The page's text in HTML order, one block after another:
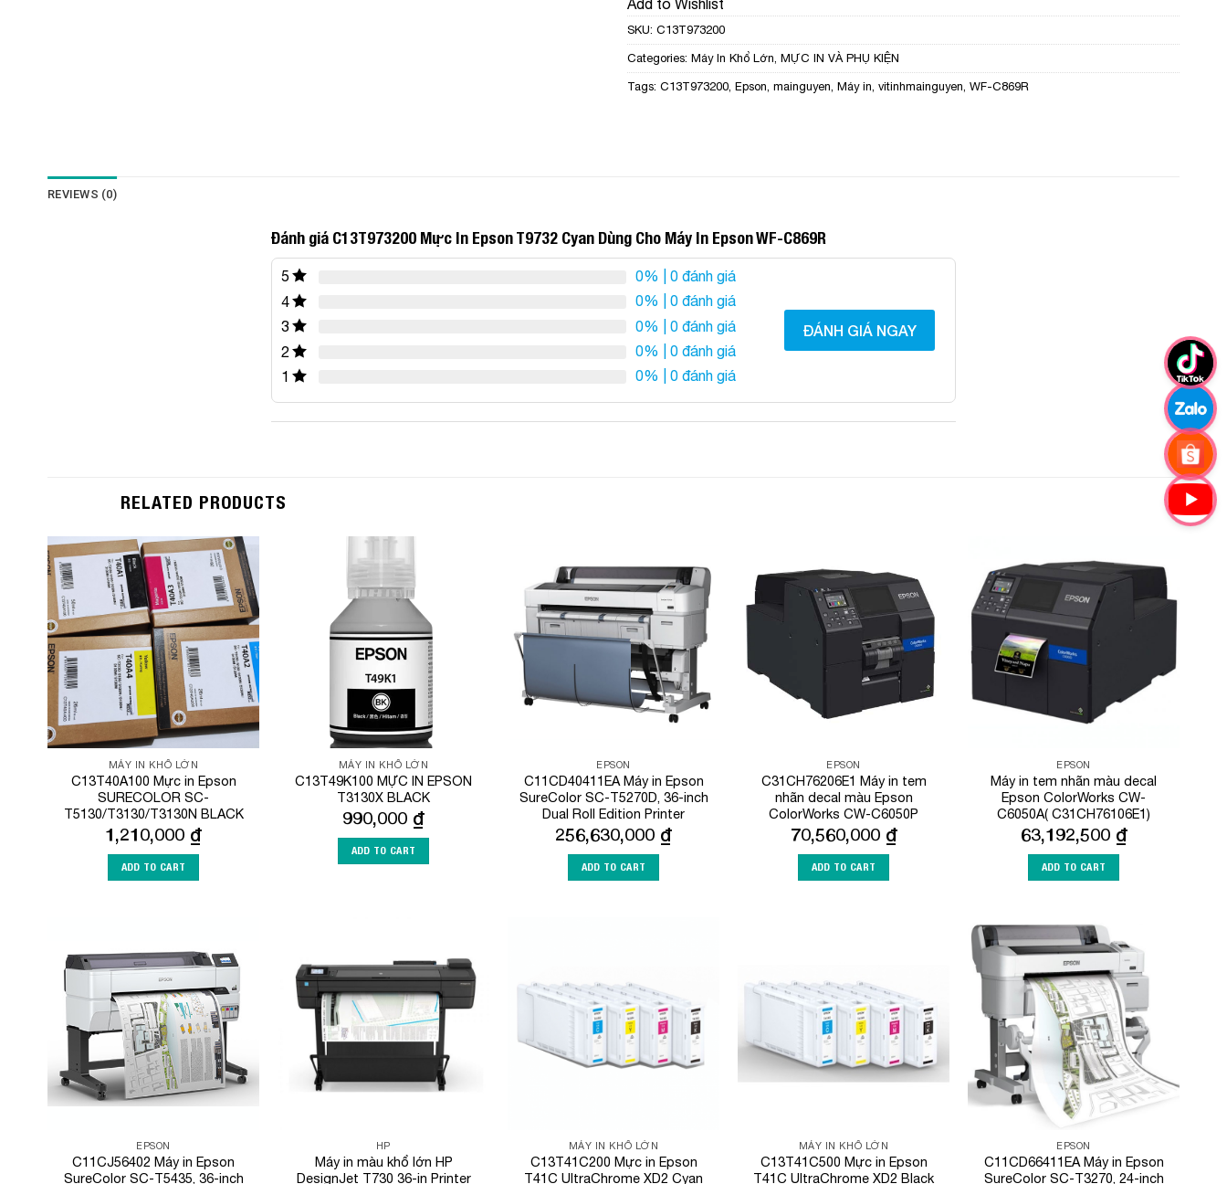
Add to Wishlist
SKU: C13T973200
Categories: Máy In Khổ Lớn, MỰC IN VÀ PHỤ KIỆN
Tags: C13T973200, Epson, mainguyen, Máy in, vitinhmainguyen, WF-C869R
REVIEWS (0)
Đánh giá C13T973200 Mực In Epson T9732 Cyan Dùng Cho Máy In Epson WF-C869R
5 0% | 0 đánh giá
4
0% | 0 đánh giá
3
0% | 0 đánh giá
2
0% | 0 đánh giá
1
0% | 0 đánh giá
ĐÁNH GIÁ NGAY
RELATED PRODUCTS
Add to
Wishlist
MÁY IN KHỔ LỚN
C13T40A100 Mực in Epson
SURECOLOR SC-
T5130/T3130/T3130N BLACK
1,210,000 ₫
ADD TO CART
MÁY IN KHỔ LỚN
C13T49K100 MỰC IN EPSON
T3130X BLACK
990,000 ₫
ADD TO CART
Add to
Wishlist
EPSON
C11CD40411EA Máy in Epson
SureColor SC-T5270D, 36-inch
Dual Roll Edition Printer
256,630,000 ₫
ADD TO CART
Add to
Wishlist
EPSON
C31CH76206E1 Máy in tem
nhãn decal màu Epson
ColorWorks CW-C6050P
70,560,000 ₫
ADD TO CART
Wishlist
EPSON
Máy in tem nhãn màu decal
Epson ColorWorks CW-
C6050A( C31CH76106E1)
63,192,500 ₫
ADD TO CART
Add to
EPSON
C11CJ56402 Máy in Epson
SureColor SC-T5435, 36-inch
Add to
Wishlist
HP
Máy in màu khổ lớn HP
DesignJet T730 36-in Printer
MÁY IN KHỔ LỚN
C13T41C200 Mực in Epson
T41C UltraChrome XD2 Cyan
MÁY IN KHỔ LỚN
C13T41C500 Mực in Epson
T41C UltraChrome XD2 Black
Add to
Wishlist
EPSON
C11CD66411EA Máy in Epson
SureColor SC-T3270, 24-inch